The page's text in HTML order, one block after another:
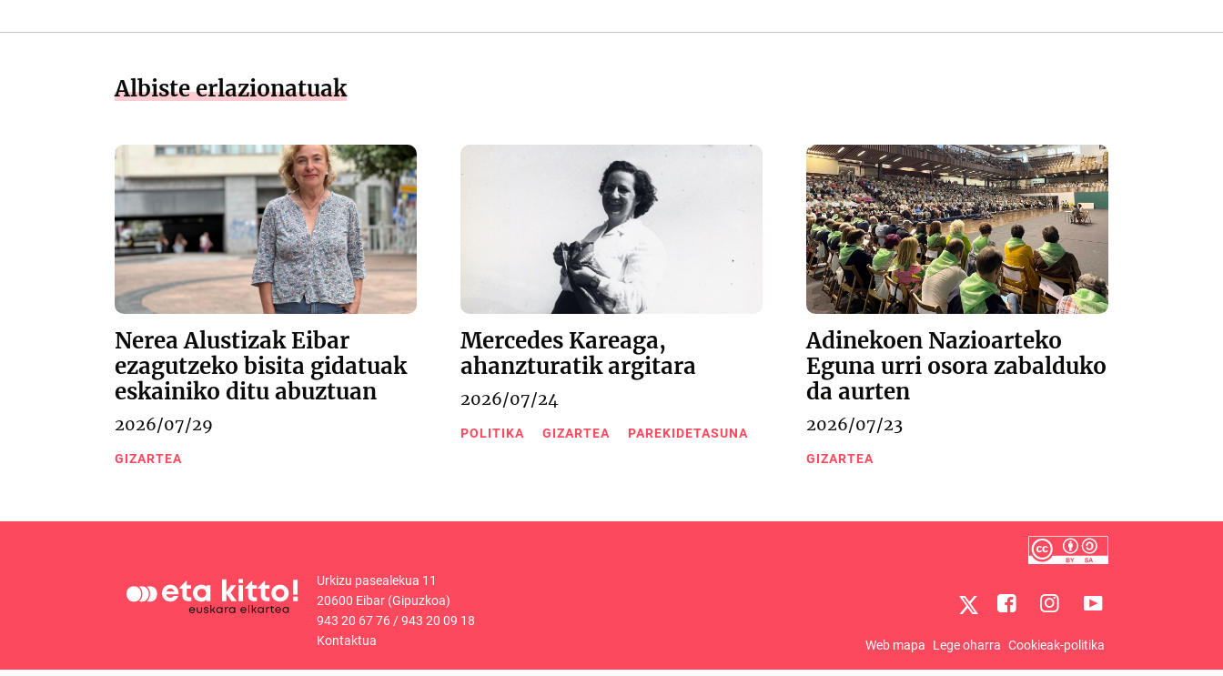
Albiste erlazionatuak
Nerea Alustizak Eibar
ezagutzeko bisita gidatuak
eskainiko ditu abuztuan
2026/07/29
GIZARTEA
Mercedes Kareaga,
ahanzturatik argitara
2026/07/24
POLITIKA GIZARTEA PAREKIDETASUNA
Adinekoen Nazioarteko
Eguna urri osora zabalduko
da aurten
2026/07/23
GIZARTEA
Urkizu pasealekua 11
20600 Eibar (Gipuzkoa)
943 20 67 76/943 20 09 18
Kontaktua
Web mapa Lege oharra Cookieak-politika